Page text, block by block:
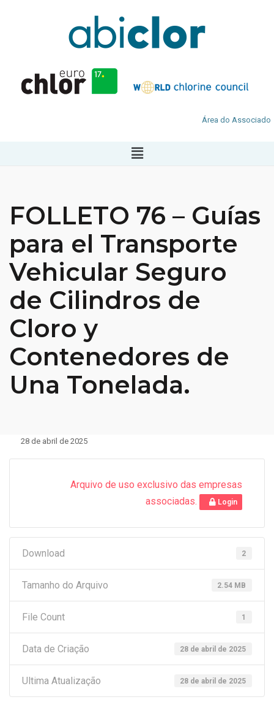
Área do Associado
FOLLETO 76 – Guías
para el Transporte
Vehicular Seguro
de Cilindros de
Cloro y
Contenedores de
Una Tonelada.
28 de abril de 2025
Arquivo de uso exclusivo das empresas
associadas.
Login
Download 2
Tamanho do Arquivo 2.54 MB
File Count 1
Data de Criação 28 de abril de 2025
Ultima Atualização 28 de abril de 2025